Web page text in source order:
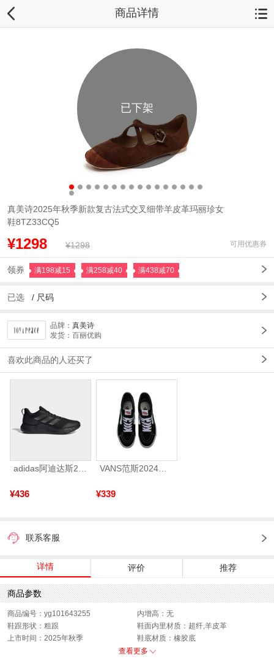
商品详情
已下架
真美诗2025年秋季新款复古法式交叉细带羊皮革玛丽珍女
鞋8TZ33CQ5
¥1298 ¥1298 可用优惠券
领券 满198减15 满258减40 满438减70
已选 / 尺码
品牌： 真美诗
发货：百丽优购
喜欢此商品的人还买了
¥436 ¥339
联系客服
详情 评价 推荐
商品参数
商品编号：yg101643255
内增高：无
鞋跟形状：粗跟
鞋面内里材质：超纤,羊皮革
上市时间：2025年秋季
鞋底材质：橡胶底
色系：棕色
查看更多